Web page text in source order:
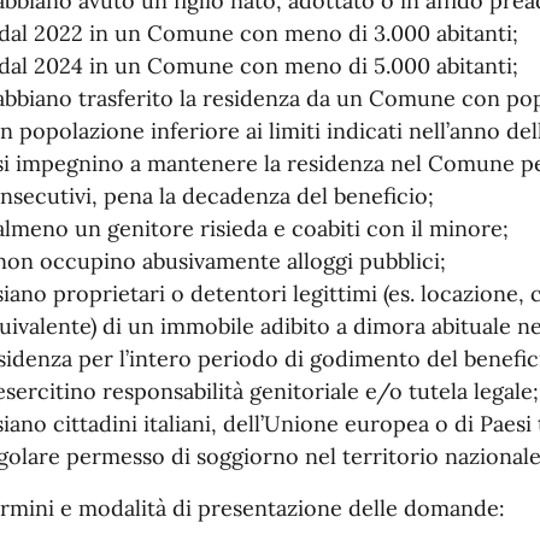
2022 in un Comune con meno di 3.000 abitanti;
2024 in un Comune con meno di 5.000 abitanti;
trasferito la residenza da un Comune con
popolazione inferiore ai limiti indicati nell’anno
impegnino a mantenere la residenza nel Comune
pena la decadenza del beneficio;
un genitore risieda e coabiti con il minore;
occupino abusivamente alloggi pubblici;
proprietari o detentori legittimi (es. locazione,
di un immobile adibito a dimora abituale
per l’intero periodo di godimento del
responsabilità genitoriale e/o tutela legale;
cittadini italiani, dell’Unione europea o di
permesso di soggiorno nel territorio
e modalità di presentazione delle domande: